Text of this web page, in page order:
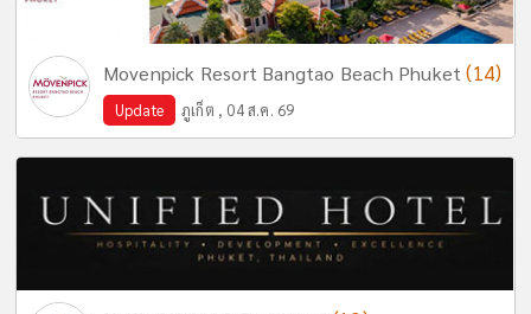
Movenpick Resort Bangtao Beach Phuket(14)
Update ภูเก็ต , 04 ส.ค. 69